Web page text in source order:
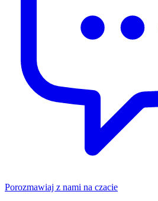
Porozmawiaj z nami na czacie